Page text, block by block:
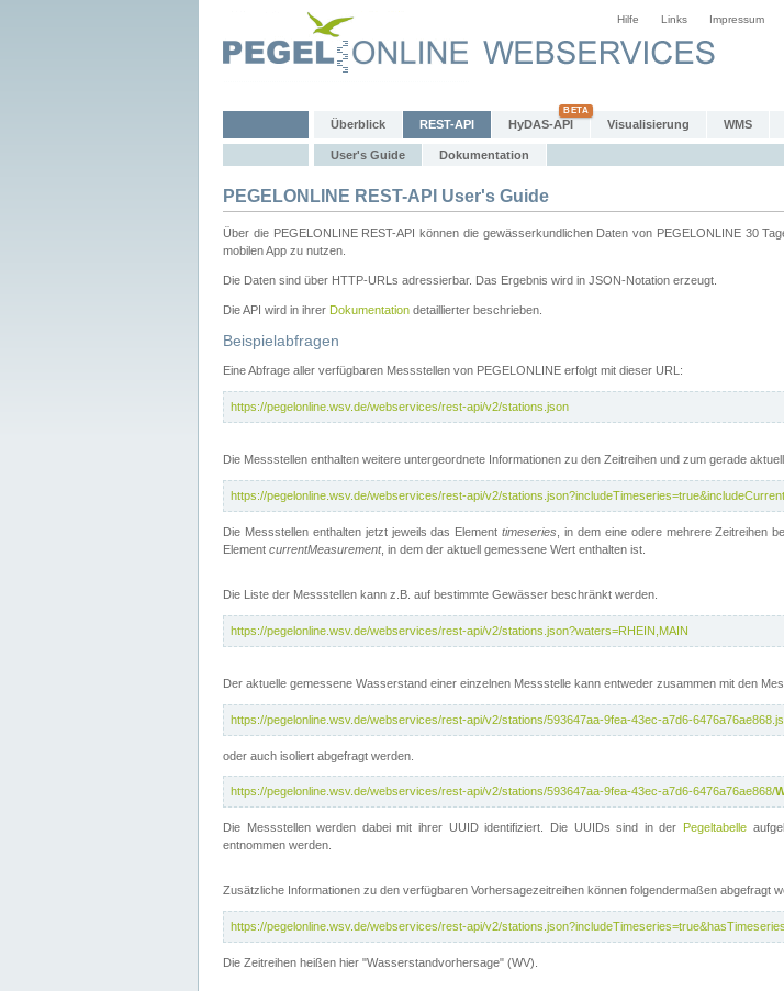
Hilfe Links Impressum
Überblick REST-API HyDAS-API Visualisierung WMS
User's Guide Dokumentation
PEGELONLINE REST-API User's Guide
Über die PEGELONLINE REST-API können die gewässerkundlichen Daten von PEGELONLINE 30
mobilen App zu nutzen.
Die Daten sind über HTTP-URLs adressierbar. Das Ergebnis wird in JSON-Notation erzeugt.
Die API wird in ihrer Dokumentation detaillierter beschrieben.
Beispielabfragen
Eine Abfrage aller verfügbaren Messstellen von PEGELONLINE erfolgt mit dieser URL:
https://pegelonline.wsv.de/webservices/rest-api/v2/stations.json
Die Messstellen enthalten weitere untergeordnete Informationen zu den Zeitreihen und zum gerade
https://pegelonline.wsv.de/webservices/rest-api/v2/
Die Messstellen enthalten jetzt jeweils das Elementtimeseries , in dem eine odere mehrere Zeitreihen
Element currentMeasurement, in dem der aktuell gemessene Wert enthalten ist.
Die Liste der Messstellen kann z.B. auf bestimmte Gewässer beschränkt werden.
https://pegelonline.wsv.de/webservices/rest-api/v2/stations.json?waters=RHEIN,MAIN
Der aktuelle gemessene Wasserstand einer einzelnen Messstelle kann entweder zusammen mit den
https://pegelonline.wsv.de/webservices/rest-api/v2/stations/593647aa-9fea-43ec-a7d6-
oder auch isoliert abgefragt werden.
https://pegelonline.wsv.de/webservices/rest-api/v2/stations/593647aa-9fea-43ec-a7d6-6476a76ae868/
Die Messstellen werden dabei mit ihrer UUID identifiziert. Die UUIDs sind in der Pegeltabelle
entnommen werden.
Zusätzliche Informationen zu den verfügbaren Vorhersagezeitreihen können folgendermaßen abgefragt
https://pegelonline.wsv.de/webservices/rest-api/v2/
Die Zeitreihen heißen hier "Wasserstandvorhersage" (WV).